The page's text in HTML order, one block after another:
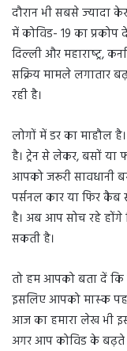
दौरान भी सबसे ज्‍यादा
में कोव‍िड- 19 का
दि‍ल्‍ली और महाराष्‍ट्र,
सक्र‍िय मामले लगातार
रही है।
लोगों में डर का माहौल
है। ट्रेन से लेकर, बसों या
आपको जरूरी सावधानी
पर्सनल कार या फ‍िर
है। अब आप सोच रहे होंगे
सकती है।
तो हम आपको बता दें क‍ि
इसलि‍ए आपको मास्‍क
आज का हमारा लेख भी
अगर आप कोव‍िड के बढ़ते